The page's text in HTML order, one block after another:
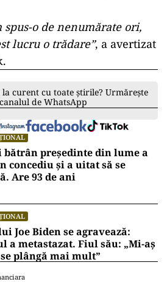
spus-o de nenumărate ori,
lucru o trădare”, a avertizat
curent cu toate știrile? Urmărește
de WhatsApp
bătrân președinte din lume a
concediu și a uitat să se
Are 93 de ani
Joe Biden se agravează:
a metastazat. Fiul său: „Mi-aș
plângă mai mult”